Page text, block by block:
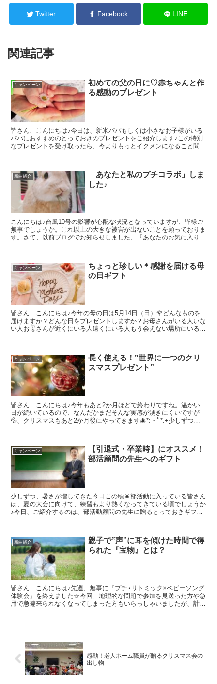
Twitter Facebook LINE
関連記事
キャンペーン
初めての父の日に♡赤ちゃんと作
る感動のプレゼント
皆さん、こんにちは♪今日は、新米パパもしくは小さなお子様がいる
パパにおすすめのとっておきのプレゼントをご紹介します♪この特別
なプレゼントを受け取ったら、今よりもっとイクメンになること間違
新曲紹介
「あなたと私のプチコラボ」しま
した♪
こんにちは♪台風10号の影響が心配な状況となっていますが、皆様ご
無事でしょうか。これ以上の大きな被害が出ないことを願っておりま
す。さて、以前ブログでお知らせしました、『あなたのお気に入りの
キャンペーン
ちょっと珍しい＊感謝を届ける母
の日ギフト
皆さん、こんにちは♪今年の母の日は5月14日（日）🌹どんなものを
届けますか？どんな日をプレゼントしますか？お母さんがいる人いな
い人お母さんが近くにいる人遠くにいる人もう会えない場所にいる人
キャンペーン
長く使える！‟世界に一つのクリ
スマスプレゼント”
皆さん、こんにちは♪今年もあと2か月ほどで終わりですね。温かい
日が続いているので、なんだかまだそんな実感が湧きにくいですが
💦、クリスマスもあと2か月後にやってきます🎄*:・ﾟ*.+少しずつプ
キャンペーン
【引退式・卒業時】にオススメ！
部活顧問の先生へのギフト
少しずつ、暑さが増してきた今日この頃☀部活動に入っている皆さん
は、夏の大会に向けて、練習もより熱くなってきている頃でしょうか
♪今日、ご紹介するのは、部活動顧問の先生に贈るとっておきギフト
新曲紹介
親子で‟声”に耳を傾けた時間で得
られた『宝物』とは？
皆さん、こんにちは♪先週、無事に『プチ⋆リトミック×ベビーソング
体験会』を終えました☆今回、地理的な問題で参加を見送った方や急
用で急遽来られなくなってしまった方もいらっしゃいましたが、計6
感動！老人ホーム職員が贈るクリスマス会の
出し物